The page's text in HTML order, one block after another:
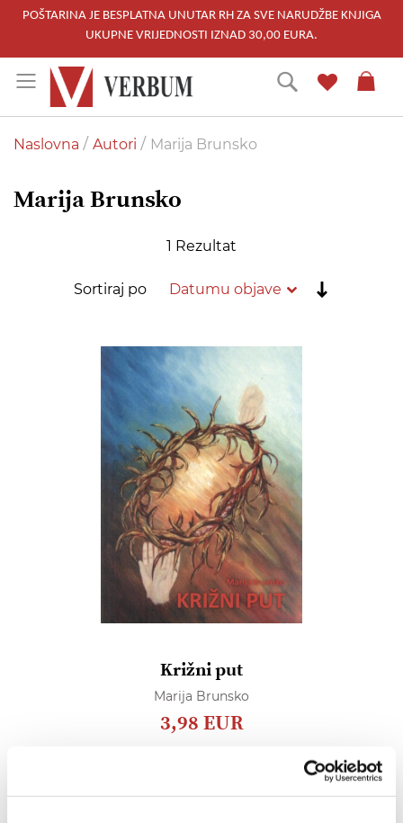
POŠTARINA JE BESPLATNA UNUTAR RH ZA SVE NARUDŽBE KNJIGA
UKUPNE VRIJEDNOSTI IZNAD 30,00 EURA.
to
Content
Traži
Naslovna Autori Marija Brunsko
Marija Brunsko
1 Rezultat
Sortiraj po
Križni put
Marija Brunsko
3,98 EUR